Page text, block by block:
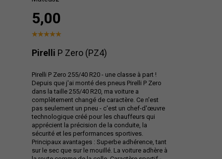
5,00
Pirelli P Zero (PZ4)
Pirelli P Zero 255/40 R20 - une classe à part !
Depuis que j'ai monté des pneus Pirelli P Zero
dans la taille 255/40 R20, ma voiture a
complètement changé de caractère. Ce n'est
pas seulement un pneu - c'est un chef-d'œuvre
technologique créé pour les chauffeurs qui
apprécient la précision de la conduite, la
sécurité et les performances sportives.
Principaux avantages : Superbe adhérence, tant
sur le sec que sur le mouillé. La voiture adhère à